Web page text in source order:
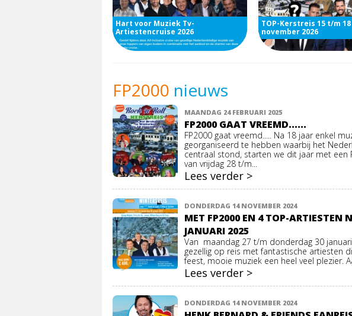
Hart voor Muziek Tv-
Artiestencruise 2026
TOP-Kerstreis 15 t/m 18
november 2026
FP2000 nieuws
MAANDAG 24 FEBRUARI 2025
FP2000 GAAT VREEMD......
FP2000 gaat vreemd..... Na 18 jaar enkel
georganiseerd te hebben waarbij het
centraal stond, starten we dit jaar met een
van vrijdag 28 t/m...
Lees verder >
DONDERDAG 14 NOVEMBER 2024
MET FP2000 EN 4 TOP-ARTIESTEN
JANUARI 2025
Van maandag 27 t/m donderdag 30
gezellig op reis met fantastische artiesten
feest, mooie muziek een heel veel plezier.
Lees verder >
DONDERDAG 14 NOVEMBER 2024